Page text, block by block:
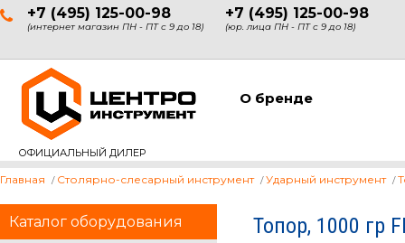
+7 (495) 125-00-98
(интернет магазин ПН - ПТ с 9 до 18)
+7 (495) 125-00-98
(юр. лица ПН - ПТ с 9 до 18)
ОФИЦИАЛЬНЫЙ ДИЛЕР
О бренде
Каталог оборудования
Главная Столярно-слесарный инструмент Ударный инструмент
Топор, 1000 гр